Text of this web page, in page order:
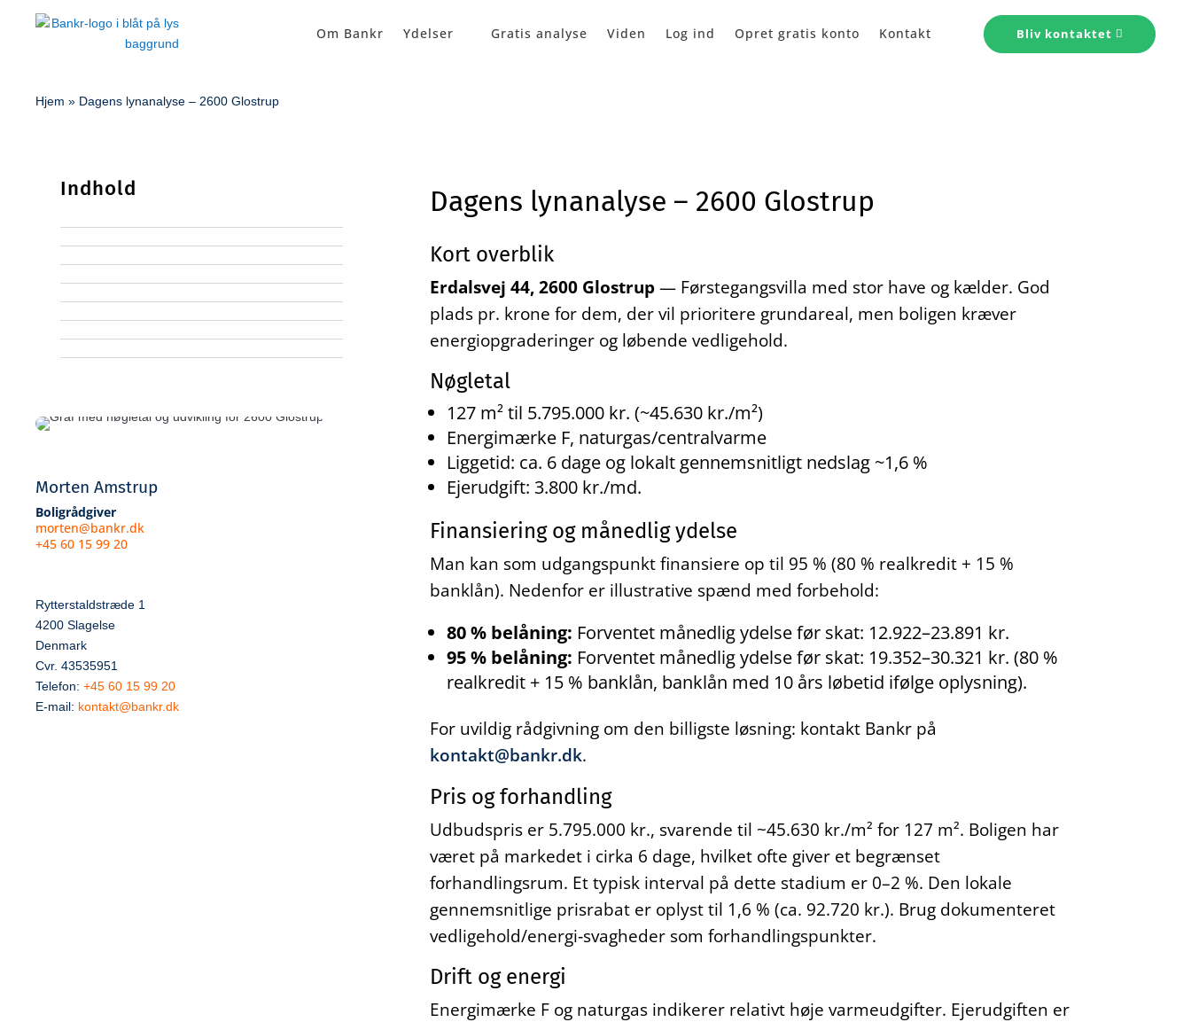
Om Bankr Ydelser Gratis analyse Viden Log ind Opret gratis konto Kontakt Bliv kontaktet
Hjem » Dagens lynanalyse – 2600 Glostrup
Indhold
Morten Amstrup
Boligrådgiver
morten@bankr.dk
+45 60 15 99 20
Rytterstaldstræde 1
4200 Slagelse
Denmark
Cvr. 43535951
Telefon:+45 60 15 99 20
E-mail: kontakt@bankr.dk
Dagens lynanalyse – 2600 Glostrup
Kort overblik
Erdalsvej 44, 2600 Glostrup— Førstegangsvilla med stor have og kælder. God
plads pr. krone for dem, der vil prioritere grundareal, men boligen kræver
energiopgraderinger og løbende vedligehold.
Nøgletal
127 m² til 5.795.000 kr. (~45.630 kr./m²)
Energimærke F, naturgas/centralvarme
Liggetid: ca. 6 dage og lokalt gennemsnitligt nedslag ~1,6 %
Ejerudgift: 3.800 kr./md.
Finansiering og månedlig ydelse
Man kan som udgangspunkt finansiere op til 95 % (80 % realkredit + 15 %
banklån). Nedenfor er illustrative spænd med forbehold:
80 % belåning: Forventet månedlig ydelse før skat: 12.922–23.891 kr.
95 % belåning: Forventet månedlig ydelse før skat: 19.352–30.321 kr. (80 %
realkredit + 15 % banklån, banklån med 10 års løbetid ifølge oplysning).
For uvildig rådgivning om den billigste løsning: kontakt Bankr på
kontakt@bankr.dk.
Pris og forhandling
Udbudspris er 5.795.000 kr., svarende til ~45.630 kr./m² for 127 m². Boligen har
været på markedet i cirka 6 dage, hvilket ofte giver et begrænset
forhandlingsrum. Et typisk interval på dette stadium er 0–2 %. Den lokale
gennemsnitlige prisrabat er oplyst til 1,6 % (ca. 92.720 kr.). Brug dokumenteret
vedligehold/energi‑svagheder som forhandlingspunkter.
Drift og energi
Energimærke F og naturgas indikerer relativt høje varmeudgifter. Ejerudgiften er